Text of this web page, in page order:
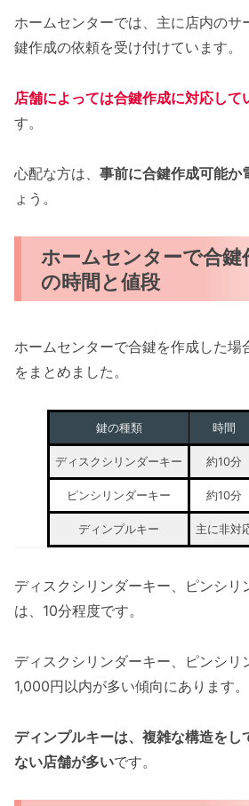
ホームセンターでは、主に店内のサ
鍵作成の依頼を受け付けています。
店舗によっては合鍵作成に対応して
す。
心配な方は、 事前に合鍵作成可能か
ょう。
ホームセンターで合鍵
の時間と値段
ホームセンターで合鍵を作成した場
をまとめました。
鍵の種類 時間
ディスクシリンダーキー 約10分
ピンシリンダーキー 約10分
ディンプルキー 主に非対
ディスクシリンダーキー、ピンシリ
は、10分程度です。
ディスクシリンダーキー、ピンシリ
1,000円以内が多い傾向にあります。
ディンプルキーは、複雑な構造をし
ない店舗が多いです。